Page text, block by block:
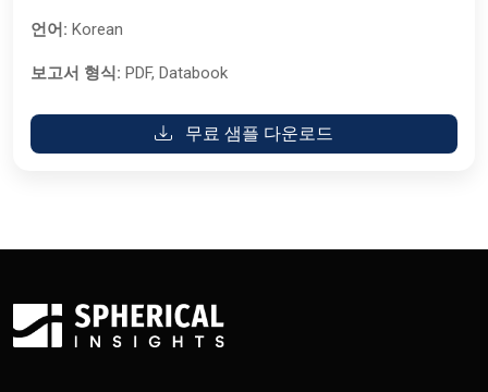
언어: Korean
보고서 형식: PDF, Databook
무료 샘플 다운로드